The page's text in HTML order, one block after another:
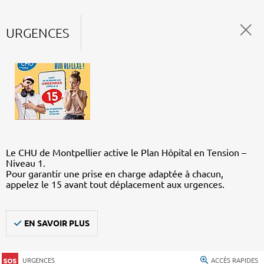
URGENCES
Le CHU de Montpellier active le Plan Hôpital en Tension –
Niveau 1.
Pour garantir une prise en charge adaptée à chacun,
appelez le 15 avant tout déplacement aux urgences.
EN SAVOIR PLUS
URGENCES ACCÈS RAPIDES